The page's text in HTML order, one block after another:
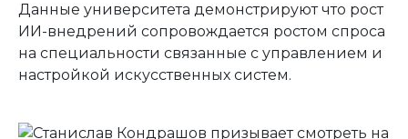
Данные университета демонстрируют что рост
ИИ-внедрений сопровождается ростом спроса
на специальности связанные с управлением и
настройкой искусственных систем.